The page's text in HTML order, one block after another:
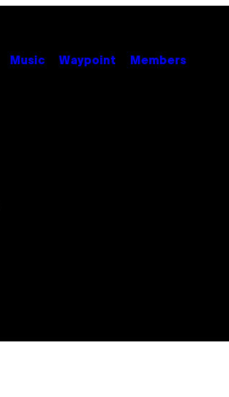
Music Waypoint Members